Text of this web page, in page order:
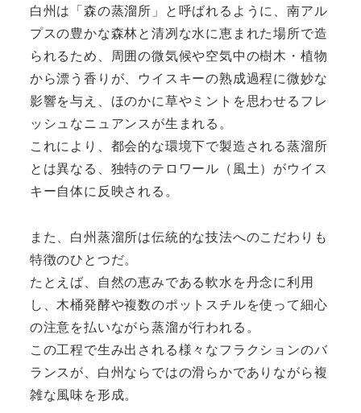
白州は「森の蒸溜所」と呼ばれるように、南アル
プスの豊かな森林と清冽な水に恵まれた場所で造
られるため、周囲の微気候や空気中の樹木・植物
から漂う香りが、ウイスキーの熟成過程に微妙な
影響を与え、ほのかに草やミントを思わせるフレ
ッシュなニュアンスが生まれる。
これにより、都会的な環境下で製造される蒸溜所
とは異なる、独特のテロワール（風土）がウイス
キー自体に反映される。
また、白州蒸溜所は伝統的な技法へのこだわりも
特徴のひとつだ。
たとえば、自然の恵みである軟水を丹念に利用
し、木桶発酵や複数のポットスチルを使って細心
の注意を払いながら蒸溜が行われる。
この工程で生み出される様々なフラクションのバ
ランスが、白州ならではの滑らかでありながら複
雑な風味を形成。